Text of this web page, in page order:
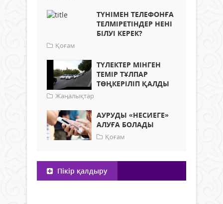
ТҮНІМЕН ТЕЛЕФОНҒА
ТЕЛМІРЕТІНДЕР НЕНІ
БІЛУІ КЕРЕК?
Қоғам
ТҮЛЕКТЕР МІНГЕН
ТЕМІР ТҰЛПАР
ТӨҢКЕРІЛІП ҚАЛДЫ
Жаңалықтар
АУРУДЫ «НЕСИЕГЕ»
АЛУҒА БОЛАДЫ
Қоғам
Пікір қалдыру